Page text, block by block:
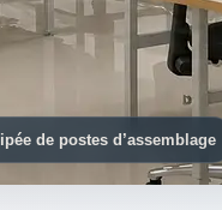
de postes d’assemblage